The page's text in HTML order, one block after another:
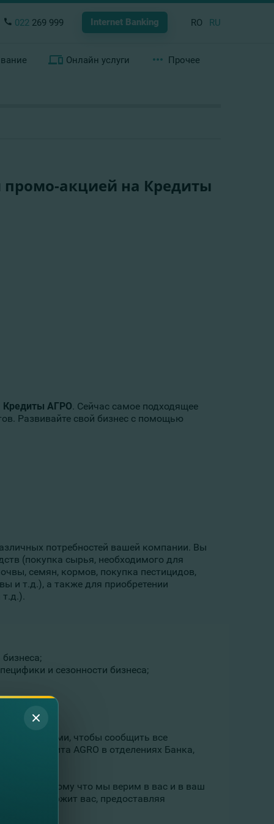
022 269 999 Internet Banking RO RU
Онлайн услуги Прочее
промо-акцией на Кредиты
Кредиты АГРО. Сейчас самое подходящее
Развивайте свой бизнес с помощью
потребностей вашей компании. Вы
(покупка сырья, необходимого для
семян, кормов, покупка пестицидов,
и т.д.), а также для приобретении
т.д.).
и сезонности бизнеса;
с вами, чтобы сообщить все
Кредита AGRO в отделениях Банка,
году, потому что мы верим в вас и в ваш
поддержит вас, предоставляя